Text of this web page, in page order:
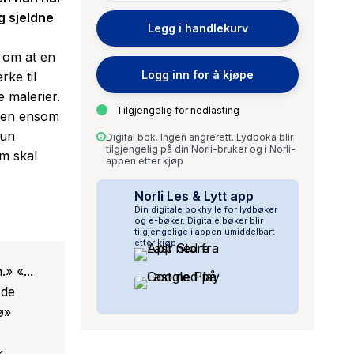
Legg i handlekurv
Logg inn for å kjøpe
Tilgjengelig for nedlasting
Digital bok. Ingen angrerett. Lydboka blir
tilgjengelig på din Norli-bruker og i Norli-
appen etter kjøp
Norli Les & Lytt app
Din digitale bokhylle for lydbøker
og e-bøker. Digitale bøker blir
tilgjengelige i appen umiddelbart
etter kjøp.
sjeldne
at en
til
malerier.
ensom
skal
«...